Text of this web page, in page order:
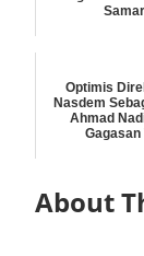
Optimis
Nasdem
Ahmad
Gagasan
About